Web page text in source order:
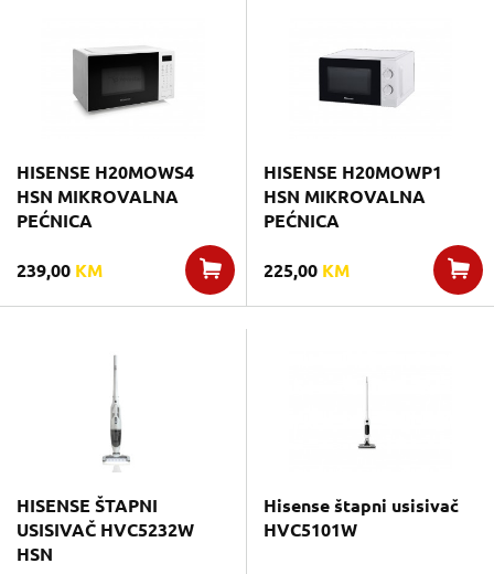
HISENSE H20MOWS4
HSN MIKROVALNA
PEĆNICA
239,00 KM
HISENSE H20MOWP1
HSN MIKROVALNA
PEĆNICA
225,00 KM
HISENSE ŠTAPNI
USISIVAČ HVC5232W
HSN
Hisense štapni usisivač
HVC5101W